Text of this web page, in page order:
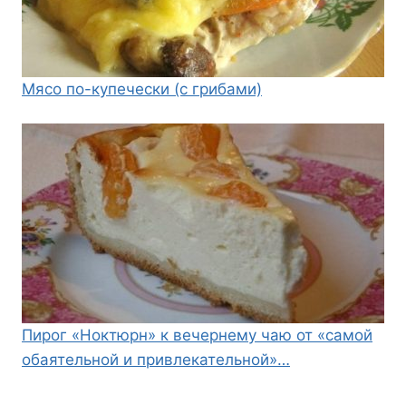
Мясо по-купечески (с грибами)
Пирог «Ноктюрн» к вечернему чаю от «самой
обаятельной и привлекательной»…